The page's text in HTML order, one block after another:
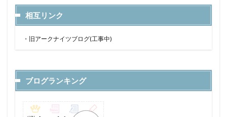
相互リンク
・ 旧アークナイツブログ(工事中)
ブログランキング